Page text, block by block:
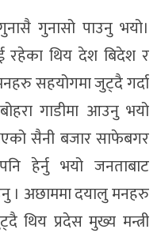
गुनासो पाउनु भयो।
रहेका थिय देश बिदेश र
सहयोगमा जुट्दै गर्दा
गाडीमा आउनु भयो
सैनी बजार साफेबगर
हेर्नु भयो जनताबाट
। अछाममा दयालु मनहरु
थिय प्रदेस मुख्य मन्त्री